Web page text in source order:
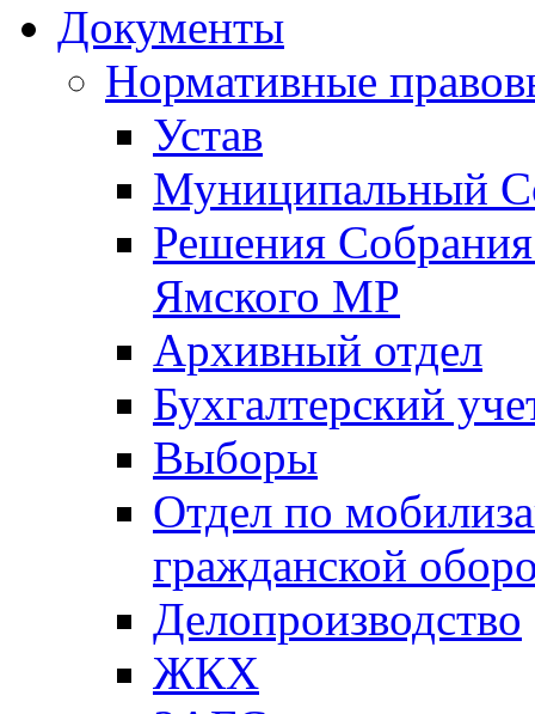
Документы
Нормативные
Устав
Муниципальный
Решения
Ямского МР
Архивный отдел
Бухгалтерский
Выборы
Отдел по
гражданской
Делопроизводство
ЖКХ